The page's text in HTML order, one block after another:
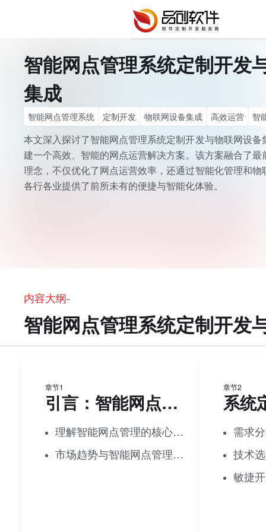
智能网点管理系统定制开发
集成
智能网点管理系统 定制开发 物联网设备集成 高效运营
智
技术创新
行业解决方案
本文深入探讨了智能网点管理系统定制开发与物联网设
建一个高效、智能的网点运营解决方案。该方案融合了
理念，不仅优化了网点运营效率，还通过智能化管理和
各行各业提供了前所未有的便捷与智能化体验。
内容大纲-
智能网点管理系统定制开发
章节1
引言：智能网点管理的重要性
理解智能网点管理的核心价值
市场趋势与智能网点管理的需求
章节2
系统
需求
技术
敏捷